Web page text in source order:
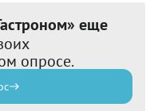
еще
опросе.